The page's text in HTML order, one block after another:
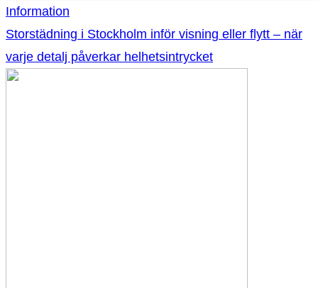
Information
Storstädning i Stockholm inför visning eller flytt – när
varje detalj påverkar helhetsintrycket